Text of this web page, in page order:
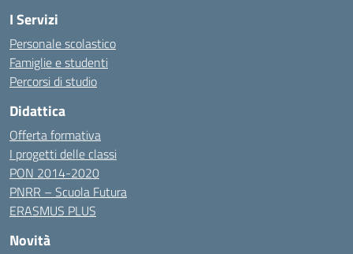
I Servizi
Personale scolastico
Famiglie e studenti
Percorsi di studio
Didattica
Offerta formativa
I progetti delle classi
PON 2014-2020
PNRR – Scuola Futura
ERASMUS PLUS
Novità